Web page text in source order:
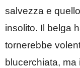
salvezza e
insolito. Il belga
tornerebbe
blucerchiata, ma i